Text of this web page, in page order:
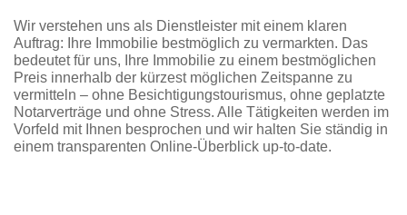
Wir verstehen uns als Dienstleister mit einem klaren
Auftrag: Ihre Immobilie bestmöglich zu vermarkten. Das
bedeutet für uns, Ihre Immobilie zu einem bestmöglichen
Preis innerhalb der kürzest möglichen Zeitspanne zu
vermitteln – ohne Besichtigungstourismus, ohne geplatzte
Notarverträge und ohne Stress. Alle Tätigkeiten werden im
Vorfeld mit Ihnen besprochen und wir halten Sie ständig in
einem transparenten Online-Überblick up-to-date.